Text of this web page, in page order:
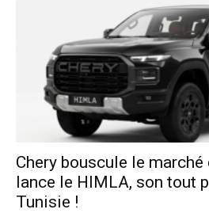
Chery bouscule le
lance le HIMLA, son tout
Tunisie !